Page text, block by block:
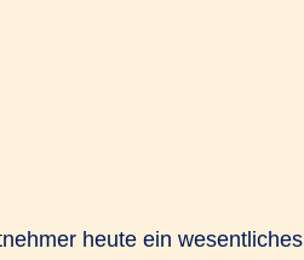
This content is
needs to
heute ein